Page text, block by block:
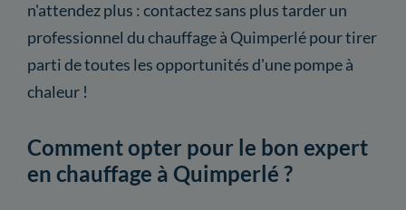
n'attendez plus : contactez sans plus tarder un
professionnel du chauffage à Quimperlé pour tirer
parti de toutes les opportunités d'une pompe à
chaleur !
Comment opter pour le bon expert
en chauffage à Quimperlé ?